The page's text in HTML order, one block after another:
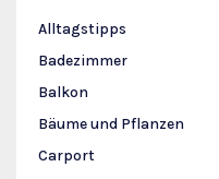
Alltagstipps
Badezimmer
Balkon
Bäume und Pflanzen
Carport